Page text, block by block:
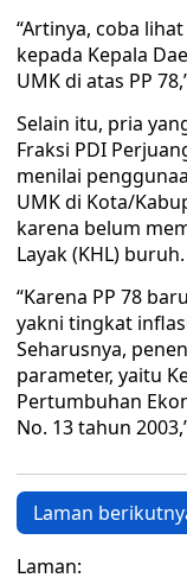
“Artinya, coba
kepada Kepala
UMK di atas PP
Selain itu, pria
Fraksi PDI
menilai
UMK di Kota/
karena belum
Layak (KHL) buruh.
“Karena PP 78
yakni tingkat
Seharusnya,
parameter, yaitu
Pertumbuhan
No. 13 tahun
Laman
Laman: